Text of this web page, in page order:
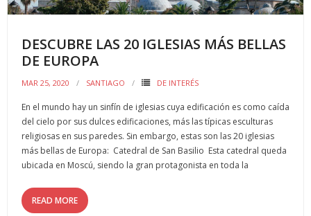
DESCUBRE LAS 20 IGLESIAS MÁS BELLAS
DE EUROPA
MAR 25, 2020 SANTIAGO DE INTERÉS
En el mundo hay un sinfín de iglesias cuya edificación es como caída
del cielo por sus dulces edificaciones, más las típicas esculturas
religiosas en sus paredes. Sin embargo, estas son las 20 iglesias
más bellas de Europa: Catedral de San Basilio Esta catedral queda
ubicada en Moscú, siendo la gran protagonista en toda la
READ MORE